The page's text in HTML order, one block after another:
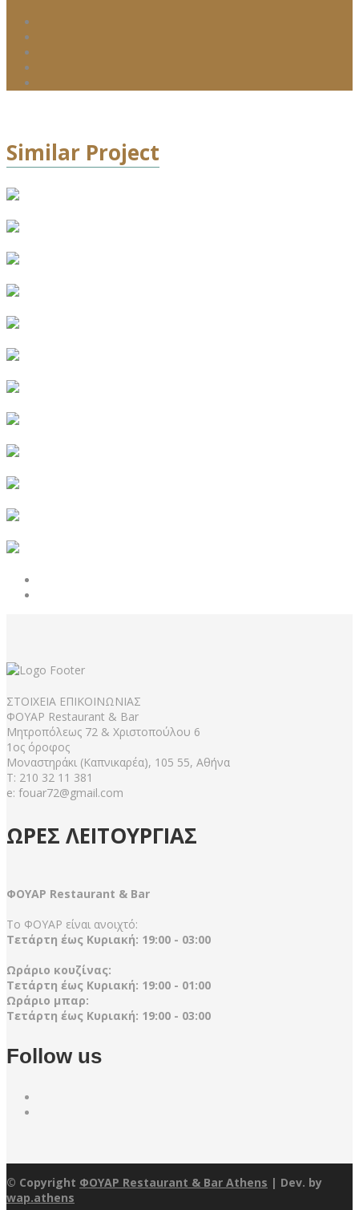
Similar Project
ΣΤΟΙΧΕΙΑ ΕΠΙΚΟΙΝΩΝΙΑΣ
ΦΟΥΑΡ Restaurant & Bar
Μητροπόλεως 72 & Χριστοπούλου 6
1ος όροφος
Μοναστηράκι (Καπνικαρέα), 105 55, Αθήνα
Τ: 210 32 11 381
e: fouar72@gmail.com
ΩΡΕΣ ΛΕΙΤΟΥΡΓΙΑΣ
ΦΟΥΑΡ Restaurant & Bar
Το ΦΟΥΑΡ είναι ανοιχτό:
Τετάρτη έως Κυριακή: 19:00 - 03:00
Ωράριο κουζίνας:
Τετάρτη έως Κυριακή: 19:00 - 01:00
Ωράριο μπαρ:
Τετάρτη έως Κυριακή: 19:00 - 03:00
Follow us
© Copyright ΦΟΥΑΡ Restaurant & Bar Athens | Dev. by
wap.athens